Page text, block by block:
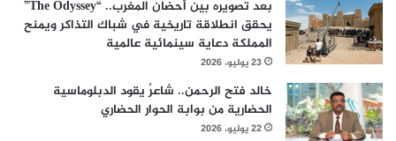
بعد تصويره بين أحضان المغرب.. “The Odyssey”
يحقق انطلاقة تاريخية في شباك التذاكر ويمنح
المملكة دعاية سينمائية عالمية
23 يوليو، 2026
خالد فتح الرحمن.. شاعرٌ يقود الدبلوماسية
الحضارية من بوابة الحوار الحضاري
22 يوليو، 2026